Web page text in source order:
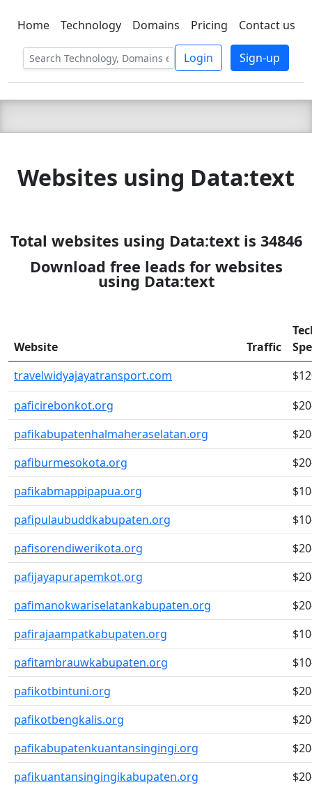
C LIEN TSBEE
Home Technology Domains Pricing Contact us
Login Sign-up
Websites using Data:text
Total websites using Data:text is 34846
Download free leads for websites
using Data:text
Website Traffic
travelwidyajayatransport.com
paficirebonkot.org
pafikabupatenhalmaheraselatan.org
pafiburmesokota.org
pafikabmappipapua.org
pafipulaubuddkabupaten.org
pafisorendiwerikota.org
pafijayapurapemkot.org
pafimanokwariselatankabupaten.org
pafirajaampatkabupaten.org
pafitambrauwkabupaten.org
pafikotbintuni.org
pafikotbengkalis.org
pafikabupatenkuantansingingi.org
pafikuantansingingikabupaten.org